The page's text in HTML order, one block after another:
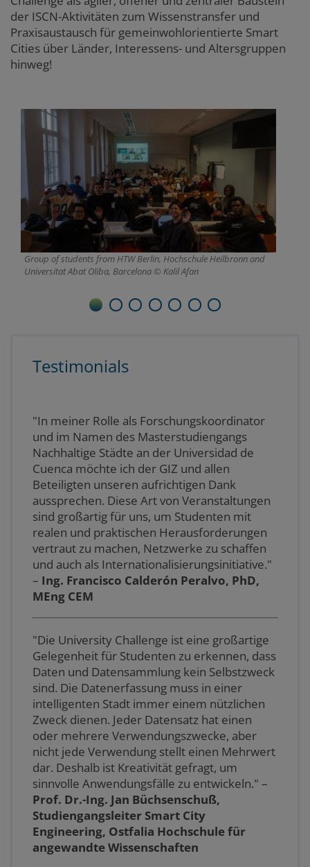
der ISCN-Aktivitäten zum Wissenstransfer und
Praxisaustausch für gemeinwohlorientierte Smart
Cities über Länder, Interessens- und Altersgruppen
hinweg!
Group of students from HTW Berlin, Hochschule Heilbronn and
Universitat Abat Oliba, Barcelona
Kalil Afan
Testimonials
"In meiner Rolle als Forschungskoordinator
und im Namen des Masterstudiengangs
Nachhaltige Städte an der Universidad de
Cuenca möchte ich der GIZ und allen
Beteiligten unseren aufrichtigen Dank
aussprechen. Diese Art von Veranstaltungen
sind großartig für uns, um Studenten mit
realen und praktischen Herausforderungen
vertraut zu machen, Netzwerke zu schaffen
und auch als Internationalisierungsinitiative."
– Ing. Francisco Calderón Peralvo, PhD,
MEng CEM
"Die University Challenge ist eine großartige
Gelegenheit für Studenten zu erkennen, dass
Daten und Datensammlung kein Selbstzweck
sind. Die Datenerfassung muss in einer
intelligenten Stadt immer einem nützlichen
Zweck dienen. Jeder Datensatz hat einen
oder mehrere Verwendungszwecke, aber
nicht jede Verwendung stellt einen Mehrwert
dar. Deshalb ist Kreativität gefragt, um
sinnvolle Anwendungsfälle zu entwickeln." –
Prof. Dr.-Ing. Jan Büchsenschuß,
Studiengangsleiter Smart City
Engineering, Ostfalia Hochschule für
angewandte Wissenschaften